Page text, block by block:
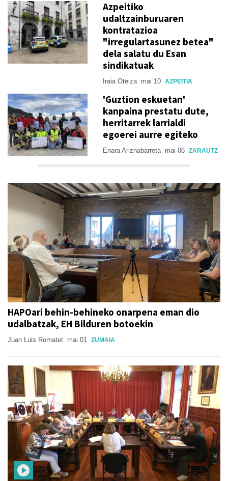
Azpeitiko
udaltzainburuaren
kontratazioa
"irregulartasunez betea"
dela salatu du Esan
sindikatuak
Iraia Oteiza mai 10 AZPEITIA
'Guztion eskuetan'
kanpaina prestatu dute,
herritarrek larrialdi
egoerei aurre egiteko
Enara Ariznabarreta mai 06 ZARAUTZ
HAPOari behin-behineko onarpena eman dio
udalbatzak, EH Bilduren botoekin
Juan Luis Romatet mai 01 ZUMAIA